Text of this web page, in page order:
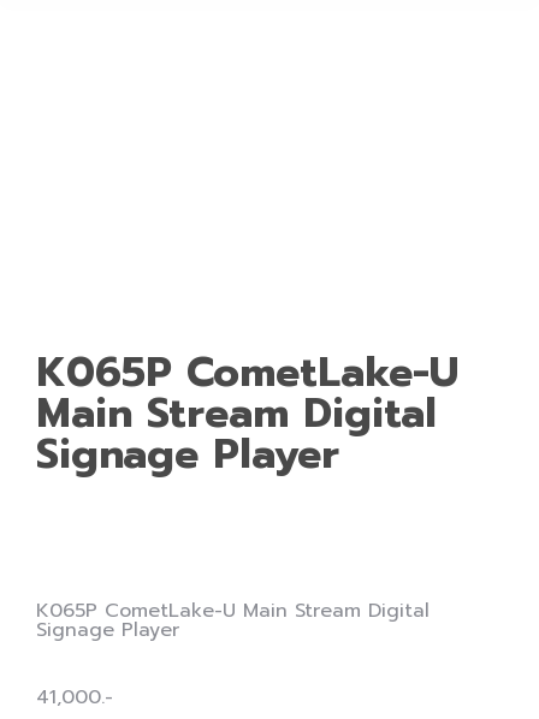
K065P CometLake-U
Main Stream Digital
Signage Player
K065P CometLake-U Main Stream Digital
Signage Player
41,000.-